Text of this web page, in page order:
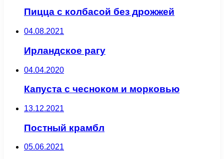
Пицца с колбасой без дрожжей
04.08.2021
Ирландское рагу
04.04.2020
Капуста с чесноком и морковью
13.12.2021
Постный крамбл
05.06.2021